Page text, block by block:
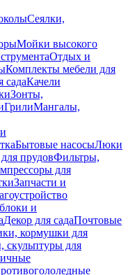
Сеялки,
Мойки высокого
Отдых и
Комплекты мебели для
садаКачели
Зонты,
ГрилиМангалы,
Бытовые насосыЛюки
прудовФильтры,
для
Запчасти и
и
Декор для садаПочтовые
кормушки для
скульптуры для